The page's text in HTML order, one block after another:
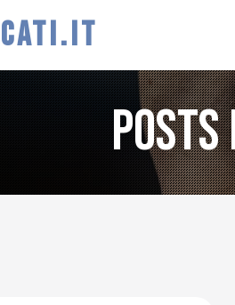
Posts